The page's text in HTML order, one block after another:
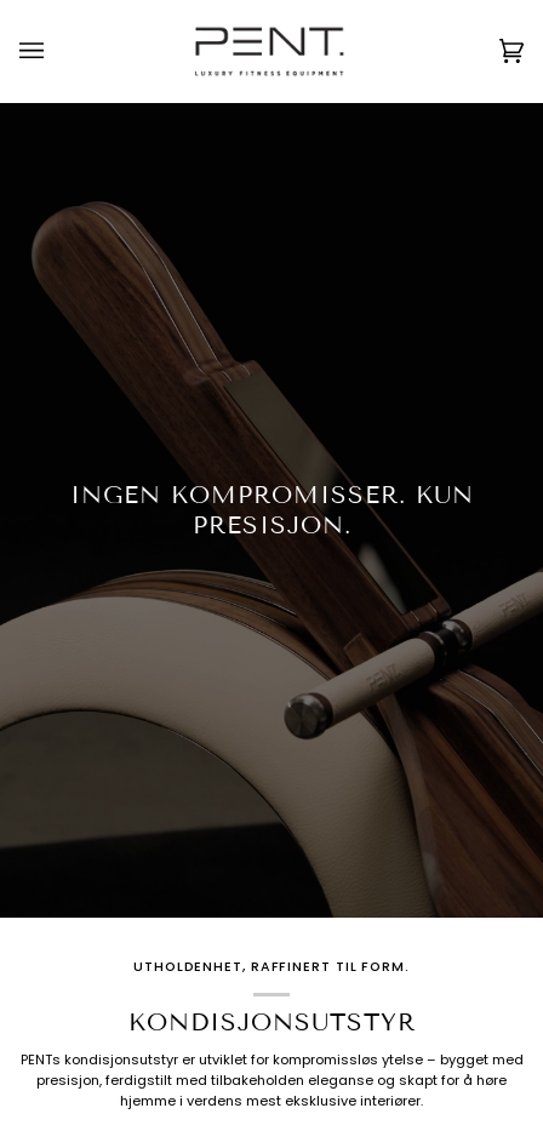
content
(0)
INGEN KOMPROMISSER. KUN
PRESISJON.
UTHOLDENHET, RAFFINERT TIL FORM.
KONDISJONSUTSTYR
PENTs kondisjonsutstyr er utviklet for kompromissløs ytelse – bygget med
presisjon, ferdigstilt med tilbakeholden eleganse og skapt for å høre
hjemme i verdens mest eksklusive interiører.